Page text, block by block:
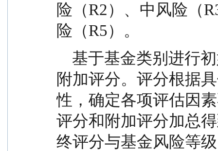
险（R2）、中风险（
险（R5）。
附加评分。评分根据
性，确定各项评估因
评分和附加评分加总
终评分与基金风险等